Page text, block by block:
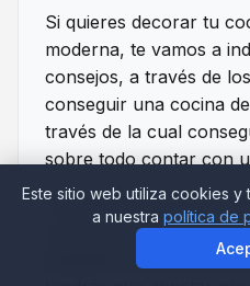
Si quieres decorar tu
moderna, te vamos a
consejos, a través de
conseguir una cocina
través de la cual
sobre todo contar con
Para conseguir una
primero que tienes
muebles bonitos,
Este sitio web utiliza cookies
a nuestra política de